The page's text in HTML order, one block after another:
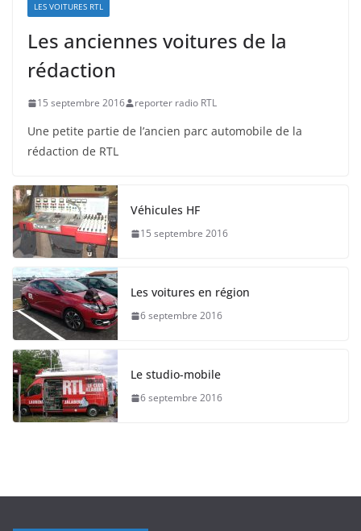
LES VOITURES RTL
Les anciennes voitures de la
rédaction
15 septembre 2016 reporter radio RTL
Une petite partie de l’ancien parc automobile de la
rédaction de RTL
Véhicules HF
15 septembre 2016
Les voitures en région
6 septembre 2016
Le studio-mobile
6 septembre 2016